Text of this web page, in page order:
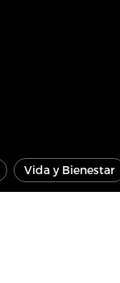
Vida y Bienestar